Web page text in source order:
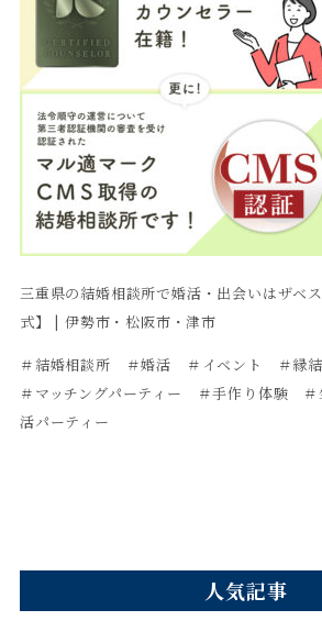
三重県の結婚相談所で婚活・出会いはザベ
式】 | 伊勢市・松阪市・津市
＃結婚相談所 ＃婚活 ＃イベント ＃縁
＃マッチングパーティー ＃手作り体験
活パーティー
人気記事